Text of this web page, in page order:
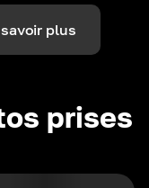
plus
prises